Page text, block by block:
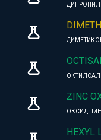
ZINC
ОКСИД
HEXYL